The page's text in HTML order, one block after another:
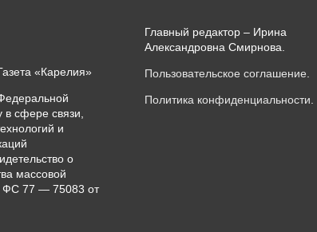
«Карелия»
сфере связи,
и
о
массовой
77 — 75083 от
Главный редактор – Ирина
Александровна Смирнова.
Пользовательское соглашение
Политика конфиденциальности